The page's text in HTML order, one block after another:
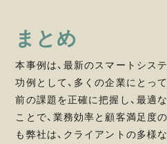
まとめ
本事例は、最新のスマートシス
功例として、多くの企業にとっ
前の課題を正確に把握し、最適
ことで、業務効率と顧客満足度
も弊社は、クライアントの多様